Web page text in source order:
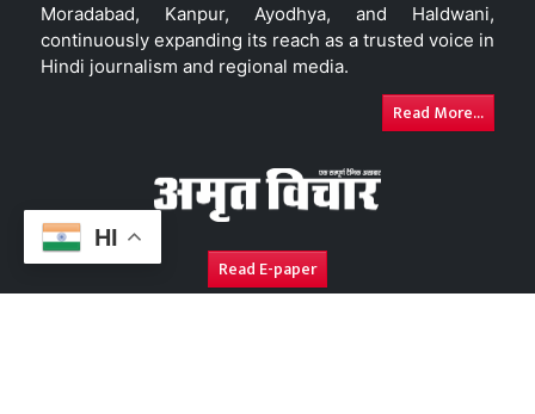
HI
Moradabad, Kanpur, Ayodhya, and Haldwani,
continuously expanding its reach as a trusted voice in
Hindi journalism and regional media.
Read More...
Read E-paper